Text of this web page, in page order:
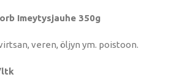
Imeytysjauhe 350g
veren, öljyn ym. poistoon.
ltk